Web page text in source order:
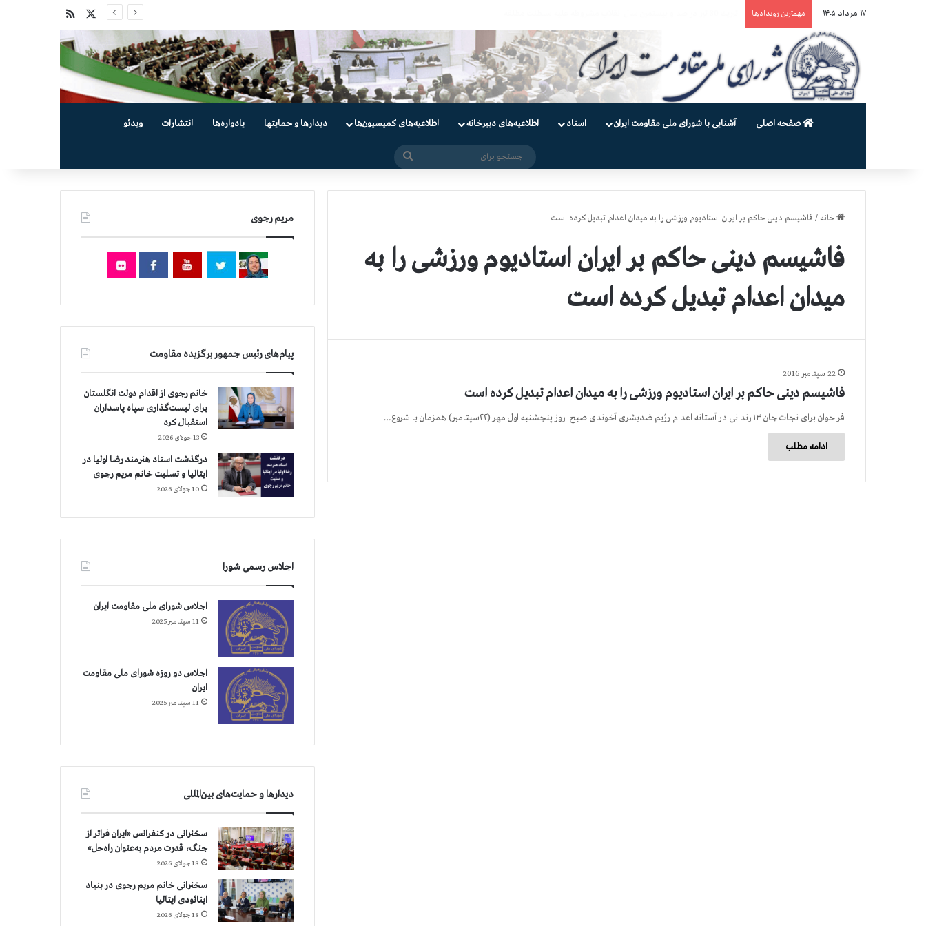
۱۷ مرداد ۱۴۰۵ مهمترین رویدادها
صفحه اصلی آشنایی با شورای ملی مقاومت ایران اسناد اطلاعیه‌های دبیرخانه اطلاعیه‌های کمیسیون‌‌ها دیدارها و حمایتها یادواره‌ها انتشارات ویدئو
خانه / فاشیسم دینی حاكم بر ایران استادیوم ورزشی را به میدان اعدام تبدیل كرده است
فاشیسم دینی حاكم بر ایران استادیوم ورزشی را به
میدان اعدام تبدیل كرده است
22 سپتامبر 2016
فاشیسم دینی حاكم بر ایران استادیوم ورزشی را به میدان اعدام تبدیل كرده است
فراخوان برای نجات جان ۱۳ زندانی در آستانه اعدام رژیم ضدبشری آخوندی صبح روز پنجشنبه اول مهر (۲۲سپتامبر) همزمان با شروع…
ادامه مطلب
مریم رجوی
پیام‌های رئیس جمهور برگزیده مقاومت
خانم رجوی از اقدام دولت انگلستان
برای لیست‌گذاری سپاه پاسداران
استقبال کرد
13 جولای 2026
درگذشت استاد هنرمند رضا اولیا در
ایتالیا و تسلیت خانم مریم رجوی
10 جولای 2026
اجلاس رسمی شورا
اجلاس شورای ملی مقاومت ایران
11 سپتامبر 2025
اجلاس دو روزه شورای ملی مقاومت
ایران
11 سپتامبر 2025
دیدارها و حمایت‌های بین‌المللی
سخنرانی در کنفرانس «ایران فراتر از
جنگ، قدرت مردم به‌عنوان راه‌حل»
18 جولای 2026
سخنرانی خانم مریم رجوی در بنیاد
اینائودی ایتالیا
18 جولای 2026